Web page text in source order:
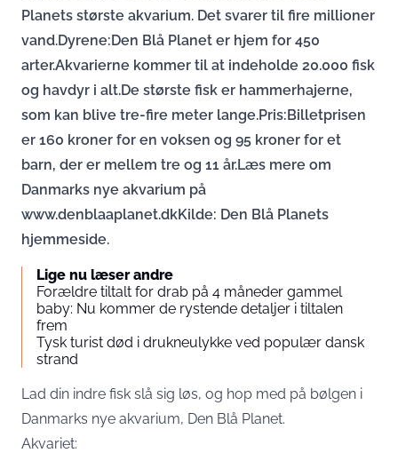
Planets største akvarium. Det svarer til fire millioner
vand.Dyrene:Den Blå Planet er hjem for 450
arter.Akvarierne kommer til at indeholde 20.000 fisk
og havdyr i alt.De største fisk er hammerhajerne,
som kan blive tre-fire meter lange.Pris:Billetprisen
er 160 kroner for en voksen og 95 kroner for et
barn, der er mellem tre og 11 år.Læs mere om
Danmarks nye akvarium på
www.denblaaplanet.dkKilde: Den Blå Planets
hjemmeside.
Lige nu læser andre
Forældre tiltalt for drab på 4 måneder gammel
baby: Nu kommer de rystende detaljer i tiltalen
frem
Tysk turist død i drukneulykke ved populær dansk
strand
Lad din indre fisk slå sig løs, og hop med på bølgen i
Danmarks nye akvarium, Den Blå Planet.
Akvariet: